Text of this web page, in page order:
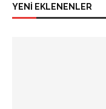
YENİ EKLENENLER